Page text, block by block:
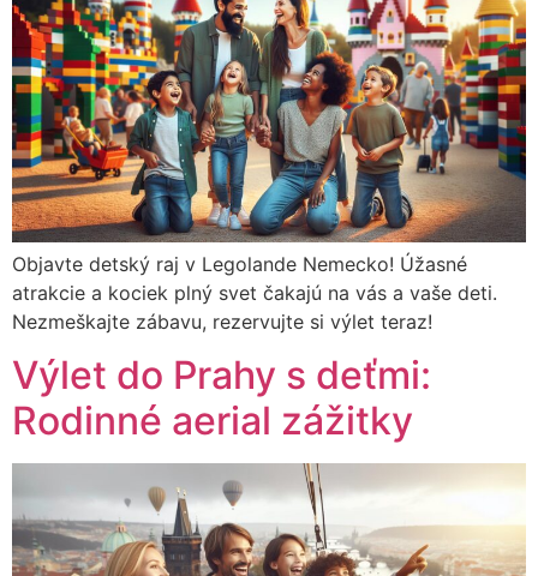
Objavte detský raj v Legolande Nemecko! Úžasné
atrakcie a kociek plný svet čakajú na vás a vaše deti.
Nezmeškajte zábavu, rezervujte si výlet teraz!
Výlet do Prahy s deťmi:
Rodinné aerial zážitky